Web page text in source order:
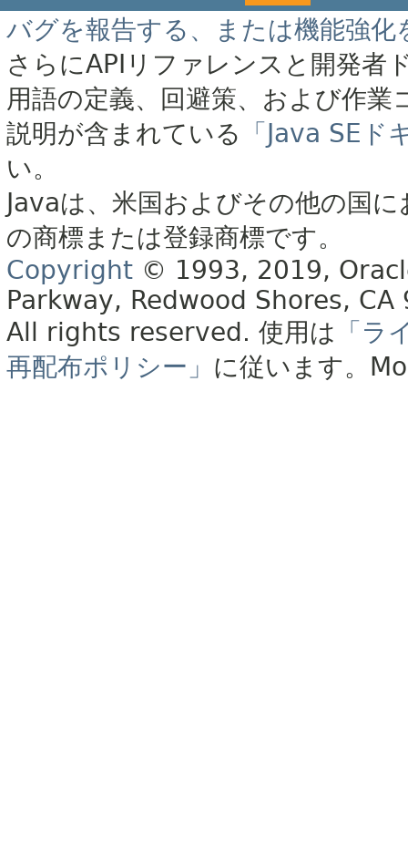
バグを報告する、または機能強化
さらにAPIリファレンスと開発者
用語の定義、回避策、および作
説明が含まれている
「Java SE
い。
Javaは、米国およびその他の国
の商標または登録商標です。
Copyright © 1993, 2019,
Parkway, Redwood Shores, CA
All rights reserved. 使用は 「ラ
再配布ポリシー」 に従います。